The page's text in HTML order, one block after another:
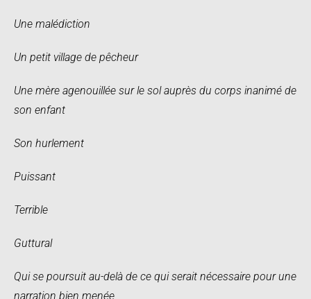
Une malédiction
Un petit village de pêcheur
Une mère agenouillée sur le sol auprès du corps inanimé de
son enfant
Son hurlement
Puissant
Terrible
Guttural
Qui se poursuit au-delà de ce qui serait nécessaire pour une
narration bien menée